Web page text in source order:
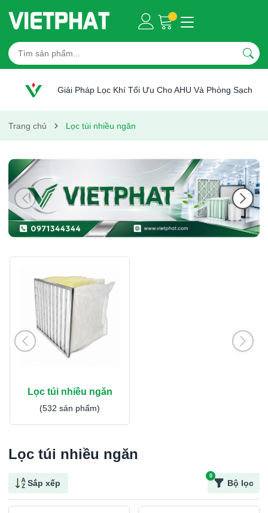
Giải Pháp Lọc Khí Tối Ưu Cho AHU Và Phòng Sạch
Trang chủ Lọc túi nhiều ngăn
Lọc túi nhiều ngăn
(532 sản phẩm)
Lọc túi nhiều ngăn
Sắp xếp Bộ lọc
0